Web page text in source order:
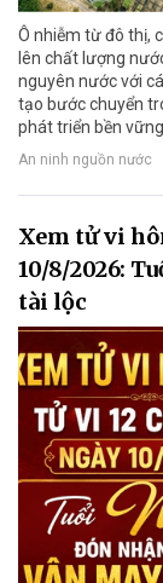
Ô nhiễm từ đô thị,
lên chất lượng
nguyên nước với
tạo bước chuyển
phát triển bền vững.
An ninh nguồn nước
Xem tử vi
10/8/2026:
tài lộc